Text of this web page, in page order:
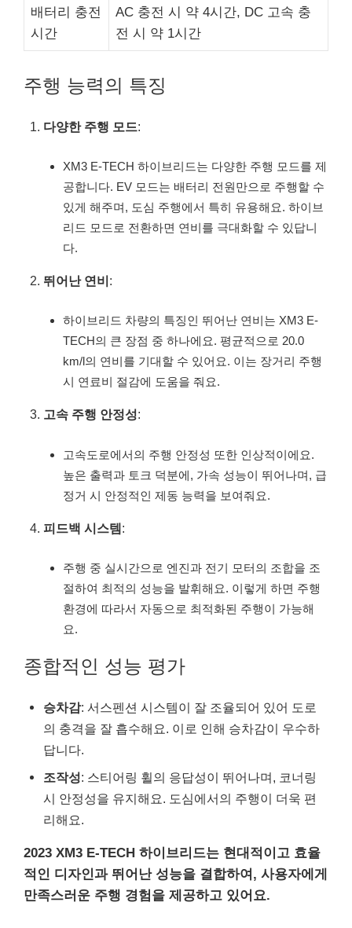
배터리 충전
시간
AC 충전 시 약 4시간, DC 고속 충
전 시 약 1시간
주행 능력의 특징
다양한 주행 모드:
XM3 E-TECH 하이브리드는 다양한 주행 모드를 제
공합니다. EV 모드는 배터리 전원만으로 주행할 수
있게 해주며, 도심 주행에서 특히 유용해요. 하이브
리드 모드로 전환하면 연비를 극대화할 수 있답니
다.
뛰어난 연비:
하이브리드 차량의 특징인 뛰어난 연비는 XM3 E-
TECH의 큰 장점 중 하나에요. 평균적으로 20.0
km/l의 연비를 기대할 수 있어요. 이는 장거리 주행
시 연료비 절감에 도움을 줘요.
고속 주행 안정성:
고속도로에서의 주행 안정성 또한 인상적이에요.
높은 출력과 토크 덕분에, 가속 성능이 뛰어나며, 급
정거 시 안정적인 제동 능력을 보여줘요.
피드백 시스템:
주행 중 실시간으로 엔진과 전기 모터의 조합을 조
절하여 최적의 성능을 발휘해요. 이렇게 하면 주행
환경에 따라서 자동으로 최적화된 주행이 가능해
요.
종합적인 성능 평가
승차감: 서스펜션 시스템이 잘 조율되어 있어 도로
의 충격을 잘 흡수해요. 이로 인해 승차감이 우수하
답니다.
조작성: 스티어링 휠의 응답성이 뛰어나며, 코너링
시 안정성을 유지해요. 도심에서의 주행이 더욱 편
리해요.
2023 XM3 E-TECH 하이브리드는 현대적이고 효율
적인 디자인과 뛰어난 성능을 결합하여, 사용자에게
만족스러운 주행 경험을 제공하고 있어요.